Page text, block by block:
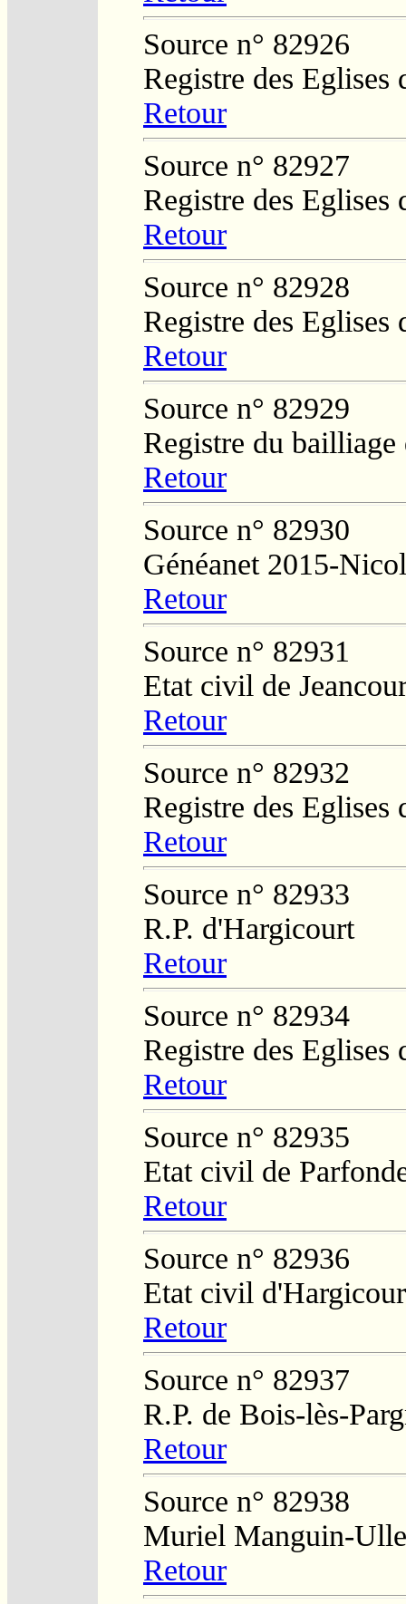
Source n° 82926
Registre des Eglises
Retour
Source n° 82927
Registre des Eglises
Retour
Source n° 82928
Registre des Eglises
Retour
Source n° 82929
Registre du bailliage
Retour
Source n° 82930
Généanet 2015-
Retour
Source n° 82931
Etat civil de
Retour
Source n° 82932
Registre des Eglises
Retour
Source n° 82933
R.P. d'Hargicourt
Retour
Source n° 82934
Registre des Eglises
Retour
Source n° 82935
Etat civil de
Retour
Source n° 82936
Etat civil
Retour
Source n° 82937
R.P. de Bois-lès-
Retour
Source n° 82938
Muriel Manguin-
Retour